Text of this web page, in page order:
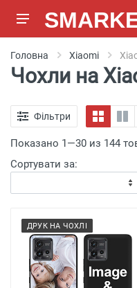
Головна Xiaomi
Чохли на
Фільтри
Показано 1—30 из 144
Сортувати за:
ДРУК НА ЧОХЛІ